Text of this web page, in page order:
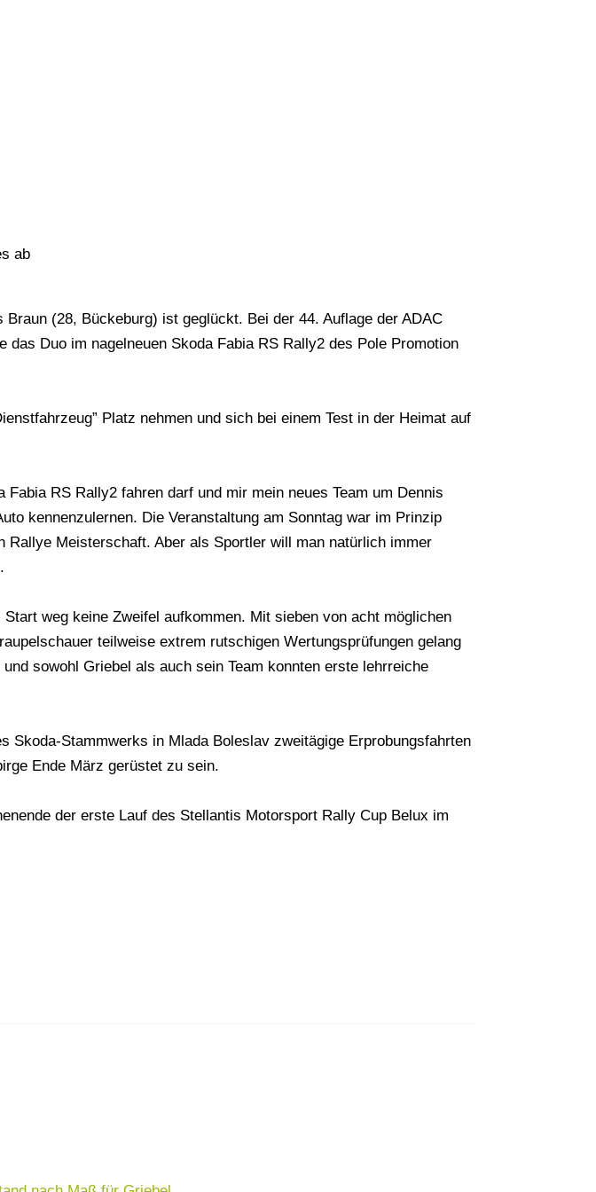
ab
(28, Bückeburg) ist geglückt. Bei der 44. Auflage der ADAC
Duo im nagelneuen Skoda Fabia RS Rally2 des Pole Promotion
Platz nehmen und sich bei einem Test in der Heimat auf
RS Rally2 fahren darf und mir mein neues Team um Dennis
kennenzulernen. Die Veranstaltung am Sonntag war im Prinzip
Rallye Meisterschaft. Aber als Sportler will man natürlich immer
weg keine Zweifel aufkommen. Mit sieben von acht möglichen
teilweise extrem rutschigen Wertungsprüfungen gelang
sowohl Griebel als auch sein Team konnten erste lehrreiche
Skoda-Stammwerks in Mlada Boleslav zweitägige Erprobungsfahrten
Ende März gerüstet zu sein.
der erste Lauf des Stellantis Motorsport Rally Cup Belux im